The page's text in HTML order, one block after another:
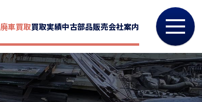
廃車買取買取実績中古部品販売会社案内